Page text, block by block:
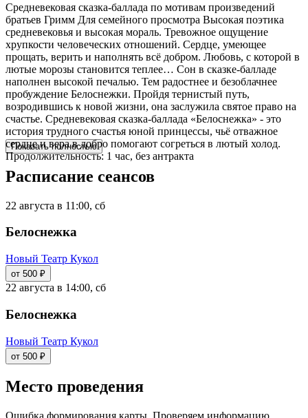
Средневековая сказка-баллада по мотивам произведений
братьев Гримм Для семейного просмотра Высокая поэтика
средневековья и высокая мораль. Тревожное ощущение
хрупкости человеческих отношений. Сердце, умеющее
прощать, верить и наполнять всё добром. Любовь, с которой в
лютые морозы становится теплее… Сон в сказке-балладе
наполнен высокой печалью. Тем радостнее и безоблачнее
пробуждение Белоснежки. Пройдя тернистый путь,
возродившись к новой жизни, она заслужила святое право на
счастье. Средневековая сказка-баллада «Белоснежка» - это
история трудного счастья юной принцессы, чьё отважное
сердце и вера в добро помогают согреться в лютый холод.
Продолжительность: 1 час, без антракта
Показать полностью
Расписание сеансов
22 августа в 11:00, сб
Белоснежка
Новый Театр Кукол
от 500 ₽
22 августа в 14:00, сб
Белоснежка
Новый Театр Кукол
от 500 ₽
Место проведения